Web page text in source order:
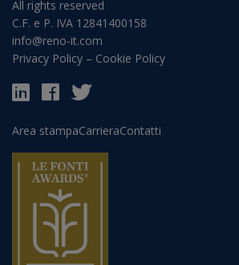
All rights reserved
C.F. e P. IVA 12841400158
info@reno-it.com
Privacy Policy – Cookie Policy
Area stampaCarrieraContatti